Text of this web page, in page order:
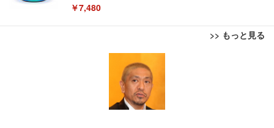
￥7,480
>> もっと見る
[EdoErgo] オフィスチェア 椅子 テレワーク 疲れな
い 跳ね上げ式アームレスト コンパクト 約105度ロッ
キング pc 事務椅子 360度回転 座面昇降 強化ナイロ
ン樹脂ベース 通気性メッシュ 在宅ワーク H-WY01
(黒網+黒枠+黒足)
EIZO ビジネス向けプレミアムモニター | FlexScan
EV3240X-WT | 31.5型4K UHD・USB Type-C・ホワ
Amazonベーシック ペットシーツ 薄型 レギュラー 1
回使い捨て 無香料 ホワイト 300枚